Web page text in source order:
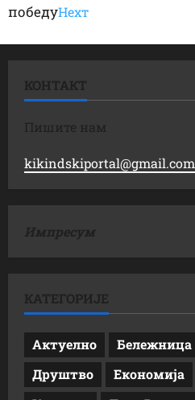
победуНеxт
КОНТАКТ
Пишите нам
kikindskiportal@gmail.com
Импресум
КАТЕГОРИЈЕ
Актуелно Бележница
Друштво
Економија